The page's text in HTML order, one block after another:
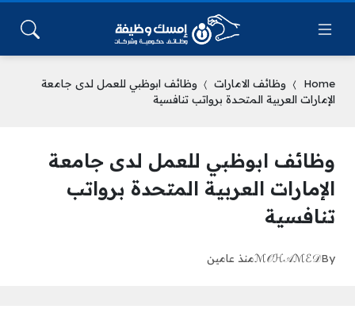
Home وظائف الامارات
وظائف ابوظبي للعمل لدى جامعة
الإمارات العربية المتحدة برواتب تنافسية
وظائف ابوظبي للعمل لدى جامعة
الإمارات العربية المتحدة برواتب
تنافسية
By
ℳ𝒪ℋ𝒜ℳℰ𝒟منذ عامين